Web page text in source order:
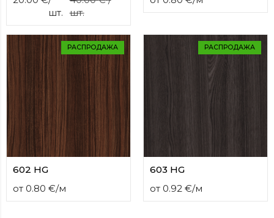
contact
moneyhublot.i
this
fake
luxury
.blog
China
replica
wholesale
шт.
шт.
РАСПРОДАЖА
602 HG
от 0.80 €/м
РАСПРОДАЖА
603 HG
от 0.92 €/м